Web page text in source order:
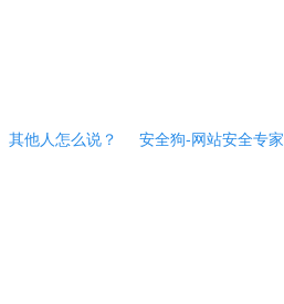
其他人怎么说？ 安全狗-网站安全专家